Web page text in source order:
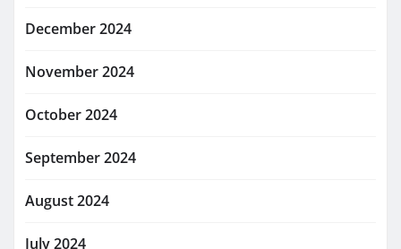
December 2024
November 2024
October 2024
September 2024
August 2024
July 2024